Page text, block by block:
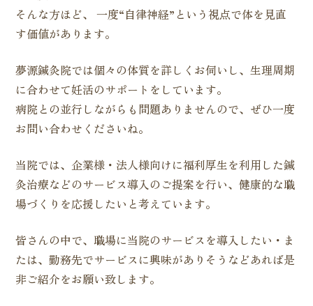
そんな方ほど、 一度“自律神経”という視点で体を見直
す価値があります。
夢源鍼灸院では個々の体質を詳しくお伺いし、生理周期
に合わせて妊活のサポートをしています。
病院との並行しながらも問題ありませんので、ぜひ一度
お問い合わせくださいね。
当院では、企業様・法人様向けに福利厚生を利用した鍼
灸治療などのサービス導入のご提案を行い、健康的な職
場づくりを応援したいと考えています。
皆さんの中で、職場に当院のサービスを導入したい・ま
たは、勤務先でサービスに興味がありそうなどあれば是
非ご紹介をお願い致します。